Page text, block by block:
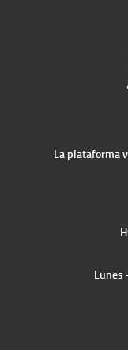
La plataforma
Lunes